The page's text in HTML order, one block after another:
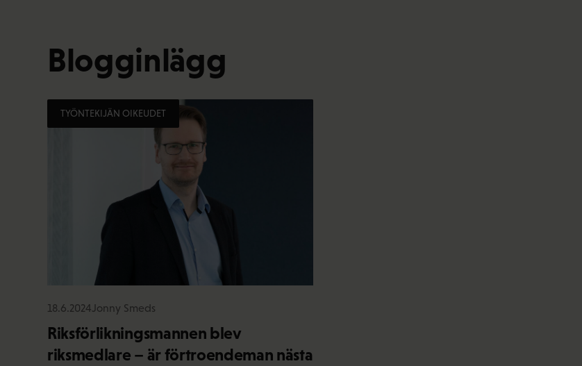
Blogginlägg
TYÖNTEKIJÄN OIKEUDET
18.6.2024 Jonny Smeds
Riksförlikningsmannen blev
riksmedlare – är förtroendeman nästa